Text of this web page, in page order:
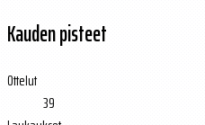
Kauden pisteet
Ottelut
39